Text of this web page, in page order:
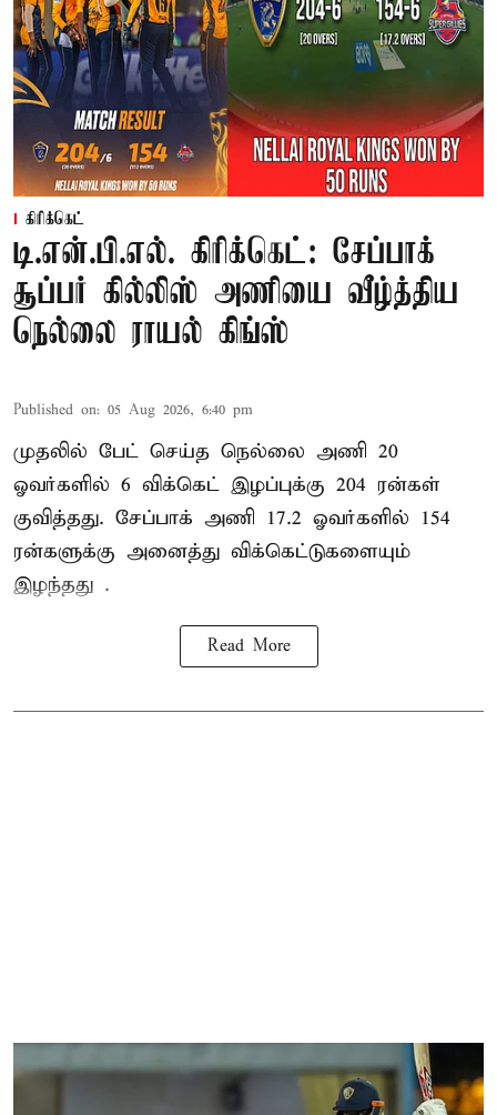
கிரிக்கெட்
டி.என்.பி.எல். கிரிக்கெட்: சேப்பாக்
சூப்பர் கில்லிஸ் அணியை வீழ்த்திய
நெல்லை ராயல் கிங்ஸ்
Published on: 05 Aug 2026, 6:40 pm
முதலில் பேட் செய்த நெல்லை அணி 20
ஓவர்களில் 6 விக்கெட் இழப்புக்கு 204 ரன்கள்
குவித்தது. சேப்பாக் அணி 17.2 ஓவர்களில் 154
ரன்களுக்கு அனைத்து விக்கெட்டுகளையும்
இழந்தது .
Read More